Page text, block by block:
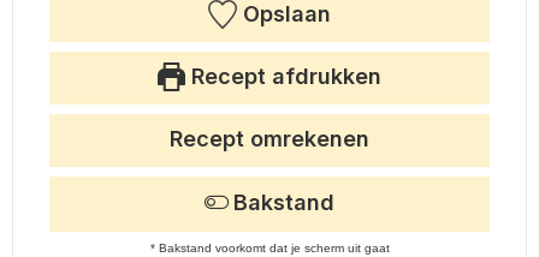
Opslaan
Recept afdrukken
Recept omrekenen
Bakstand
* Bakstand voorkomt dat je scherm uit gaat